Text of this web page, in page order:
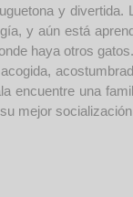
y divertida.
y aún está
haya otros
encuentre una
mejor